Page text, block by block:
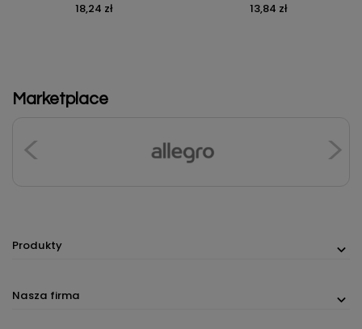
Cena
18,24 zł Cena
13,84 zł
Marketplace
Produkty
Nasza firma